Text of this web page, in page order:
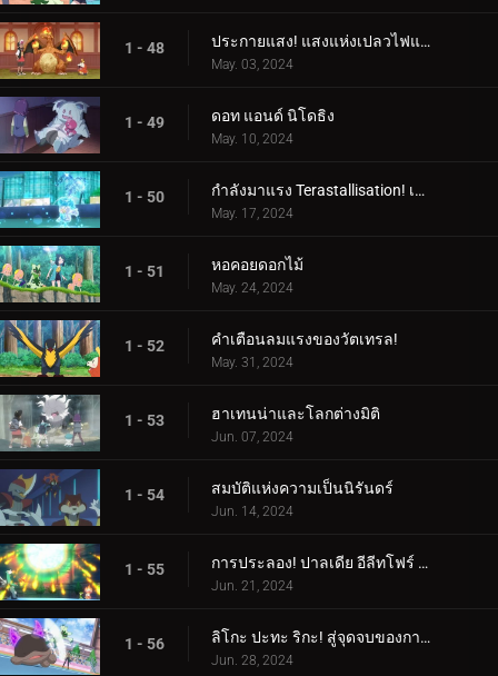
1 - 48 ประกายแสง! แสงแห่งเปลวไฟและศิลปะ!
May. 03, 2024
1 - 49 ดอท แอนด์ นิโดธิง
May. 10, 2024
1 - 50 กำลังมาแรง Terastallisation! เต้น เต้น Quaxly!
May. 17, 2024
1 - 51 หอคอยดอกไม้
May. 24, 2024
1 - 52 คำเตือนลมแรงของวัตเทรล!
May. 31, 2024
1 - 53 ฮาเทนน่าและโลกต่างมิติ
Jun. 07, 2024
1 - 54 สมบัติแห่งความเป็นนิรันดร์
Jun. 14, 2024
1 - 55 การประลอง! ปาลเดีย อีลีทโฟร์ (1)
Jun. 21, 2024
1 - 56 ลิโกะ ปะทะ ริกะ! สู่จุดจบของการต่อสู้ (2)
Jun. 28, 2024